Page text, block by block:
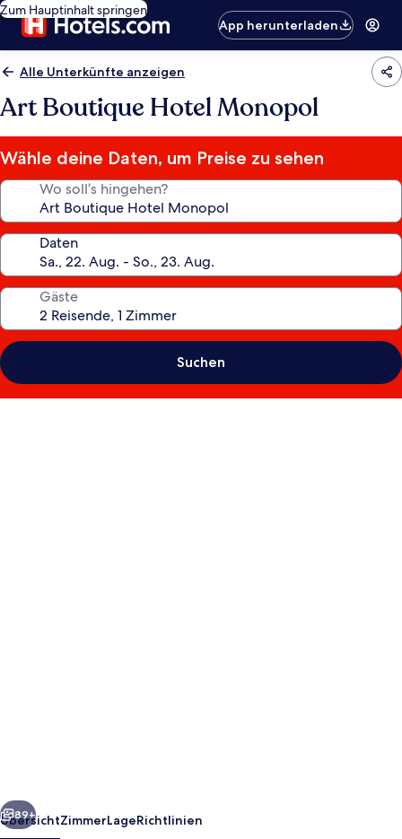
Zum Hauptinhalt springen
App herunterladen
Alle Unterkünfte anzeigen
Art Boutique Hotel Monopol
Wähle deine Daten, um Preise zu sehen
Wo soll’s hingehen?
Daten
Gäste
Suchen
Weiter
89+
ÜbersichtZimmerLageRichtlinien